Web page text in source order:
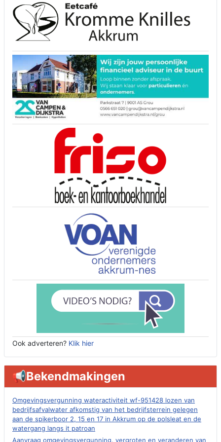
Ook adverteren? Klik hier
📢Bekendmakingen
Omgevingsvergunning wateractiviteit wf-951428 lozen van
bedrijfsafvalwater afkomstig van het bedrijfsterrein gelegen
aan de spikerboor 2, 15 en 17 in Akkrum op de polsleat en de
watergang langs it patroan
Aanvraag omgevingsvergunning, vergroten en veranderen van